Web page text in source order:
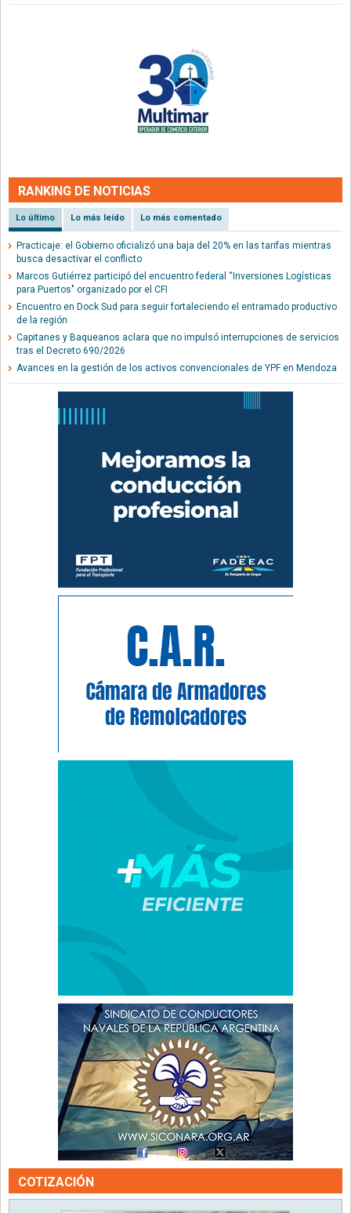
RANKING DE NOTICIAS
Lo último Lo más leído Lo más comentado
Practicaje: el Gobierno oficializó una baja del 20% en las tarifas mientras
busca desactivar el conflicto
Marcos Gutiérrez participó del encuentro federal “Inversiones Logísticas
para Puertos" organizado por el CFI
Encuentro en Dock Sud para seguir fortaleciendo el entramado productivo
de la región
Capitanes y Baqueanos aclara que no impulsó interrupciones de servicios
tras el Decreto 690/2026
Avances en la gestión de los activos convencionales de YPF en Mendoza
COTIZACIÓN